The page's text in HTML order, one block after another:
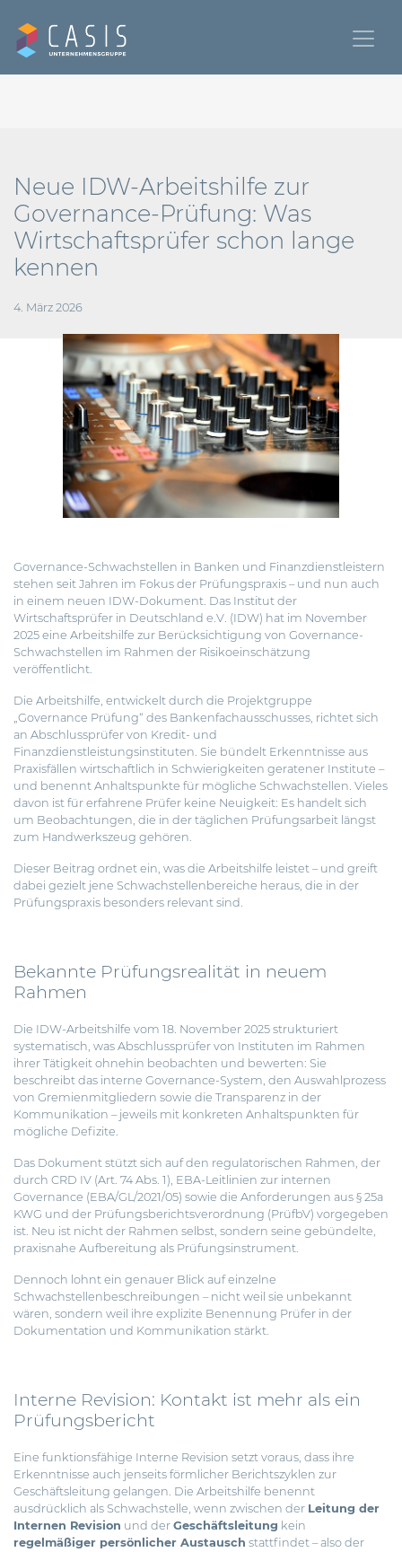
Neue IDW-Arbeitshilfe zur
Governance-Prüfung: Was
Wirtschaftsprüfer schon lange
kennen
4. März 2026
Governance-Schwachstellen in Banken und Finanzdienstleistern
stehen seit Jahren im Fokus der Prüfungspraxis – und nun auch
in einem neuen IDW-Dokument. Das Institut der
Wirtschaftsprüfer in Deutschland e.V. (IDW) hat im November
2025 eine Arbeitshilfe zur Berücksichtigung von Governance-
Schwachstellen im Rahmen der Risikoeinschätzung
veröffentlicht.
Die Arbeitshilfe, entwickelt durch die Projektgruppe
„Governance Prüfung“ des Bankenfachausschusses, richtet sich
an Abschlussprüfer von Kredit- und
Finanzdienstleistungsinstituten. Sie bündelt Erkenntnisse aus
Praxisfällen wirtschaftlich in Schwierigkeiten geratener Institute –
und benennt Anhaltspunkte für mögliche Schwachstellen. Vieles
davon ist für erfahrene Prüfer keine Neuigkeit: Es handelt sich
um Beobachtungen, die in der täglichen Prüfungsarbeit längst
zum Handwerkszeug gehören.
Dieser Beitrag ordnet ein, was die Arbeitshilfe leistet – und greift
dabei gezielt jene Schwachstellenbereiche heraus, die in der
Prüfungspraxis besonders relevant sind.
Bekannte Prüfungsrealität in neuem
Rahmen
Die IDW-Arbeitshilfe vom 18. November 2025 strukturiert
systematisch, was Abschlussprüfer von Instituten im Rahmen
ihrer Tätigkeit ohnehin beobachten und bewerten: Sie
beschreibt das interne Governance-System, den Auswahlprozess
von Gremienmitgliedern sowie die Transparenz in der
Kommunikation – jeweils mit konkreten Anhaltspunkten für
mögliche Defizite.
Das Dokument stützt sich auf den regulatorischen Rahmen, der
durch CRD IV (Art. 74 Abs. 1), EBA-Leitlinien zur internen
Governance (EBA/GL/2021/05) sowie die Anforderungen aus § 25a
KWG und der Prüfungsberichtsverordnung (PrüfbV) vorgegeben
ist. Neu ist nicht der Rahmen selbst, sondern seine gebündelte,
praxisnahe Aufbereitung als Prüfungsinstrument.
Dennoch lohnt ein genauer Blick auf einzelne
Schwachstellenbeschreibungen – nicht weil sie unbekannt
wären, sondern weil ihre explizite Benennung Prüfer in der
Dokumentation und Kommunikation stärkt.
Interne Revision: Kontakt ist mehr als ein
Prüfungsbericht
Eine funktionsfähige Interne Revision setzt voraus, dass ihre
Erkenntnisse auch jenseits förmlicher Berichtszyklen zur
Geschäftsleitung gelangen. Die Arbeitshilfe benennt
ausdrücklich als Schwachstelle, wenn zwischen der Leitung der
Internen Revision und der Geschäftsleitung kein
regelmäßiger persönlicher Austausch stattfindet – also der